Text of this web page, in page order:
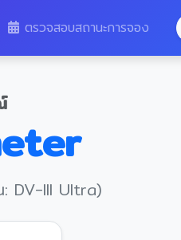
ตรวจสอบสถานะการจอง
DV-III Ultra)